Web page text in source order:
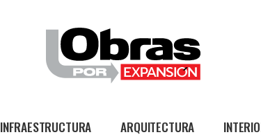
INFRAESTRUCTURA ARQUITECTURA